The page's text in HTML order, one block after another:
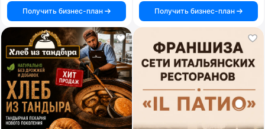
Получить бизнес-план
Получить бизнес-план